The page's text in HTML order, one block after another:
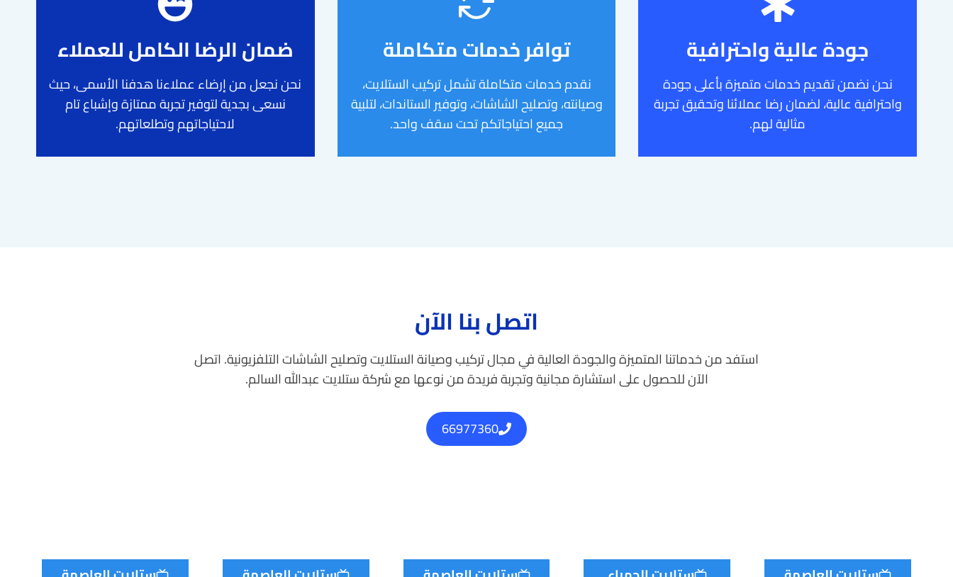
جودة عالية واحترافية
نحن نضمن تقديم خدمات متميزة بأعلى جودة
واحترافية عالية، لضمان رضا عملائنا وتحقيق تجربة
مثالية لهم.
توافر خدمات متكاملة
نقدم خدمات متكاملة تشمل تركيب الستلايت،
وصيانته، وتصليح الشاشات، وتوفير الستاندات، لتلبية
جميع احتياجاتكم تحت سقف واحد.
ضمان الرضا الكامل للعملاء
نحن نجعل من إرضاء عملاءنا هدفنا الأسمى، حيث
نسعى بجدية لتوفير تجربة ممتازة وإشباع تام
لاحتياجاتهم وتطلعاتهم.
اتصل بنا الآن
استفد من خدماتنا المتميزة والجودة العالية في مجال تركيب وصيانة الستلايت وتصليح الشاشات التلفزيونية. اتصل
الآن للحصول على استشارة مجانية وتجربة فريدة من نوعها مع شركة ستلايت عبدالله السالم.
66977360